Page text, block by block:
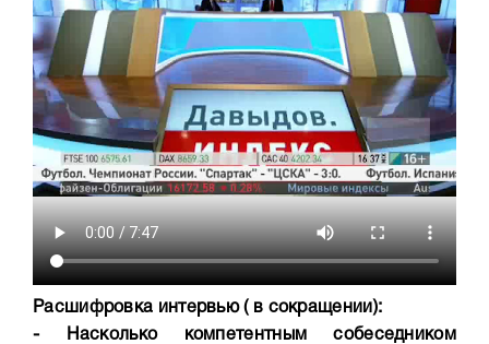
Расшифровка интервью ( в сокращении):
- Насколько компетентным собеседником